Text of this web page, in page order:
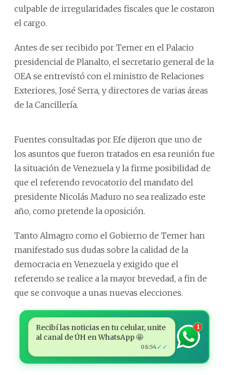
culpable de irregularidades fiscales que le costaron
el cargo.
Antes de ser recibido por Temer en el Palacio
presidencial de Planalto, el secretario general de la
OEA se entrevistó con el ministro de Relaciones
Exteriores, José Serra, y directores de varias áreas
de la Cancillería.
Fuentes consultadas por Efe dijeron que uno de
los asuntos que fueron tratados en esa reunión fue
la situación de Venezuela y la firme posibilidad de
que el referendo revocatorio del mandato del
presidente Nicolás Maduro no sea realizado este
año, como pretende la oposición.
Tanto Almagro como el Gobierno de Temer han
manifestado sus dudas sobre la calidad de la
democracia en Venezuela y exigido que el
referendo se realice a la mayor brevedad, a fin de
que se convoque a unas nuevas elecciones.
Recibí las noticias en tu celular, unite
al canal de ÚH en WhatsApp 🤩
08:54✓✓
1